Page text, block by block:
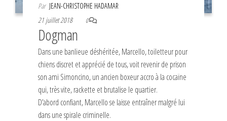
Par JEAN-CHRISTOPHE HADAMAR
21 juillet 2018
0
Dogman
Dans une banlieue déshéritée, Marcello, toiletteur pour
chiens discret et apprécié de tous, voit revenir de prison
son ami Simoncino, un ancien boxeur accro à la cocaïne
qui, très vite, rackette et brutalise le quartier.
D’abord confiant, Marcello se laisse entraîner malgré lui
dans une spirale criminelle.